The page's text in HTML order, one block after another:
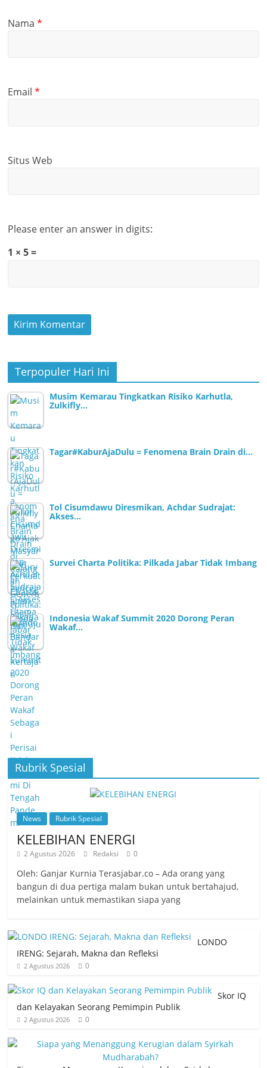
Nama*
Email*
Situs Web
Please enter an answer in digits:
1 × 5 =
Terpopuler Hari Ini
Musim Kemarau Tingkatkan Risiko Karhutla,
Zulkifly…
Tagar#KaburAjaDulu = Fenomena Brain Drain di…
Tol Cisumdawu Diresmikan, Achdar Sudrajat:
Akses…
Survei Charta Politika: Pilkada Jabar Tidak Imbang
Indonesia Wakaf Summit 2020 Dorong Peran
Wakaf…
Rubrik Spesial
News Rubrik Spesial
KELEBIHAN ENERGI
2 Agustus 2026 Redaksi 0
Oleh: Ganjar Kurnia Terasjabar.co – Ada orang yang
bangun di dua pertiga malam bukan untuk bertahajud,
melainkan untuk memastikan siapa yang
LONDO
IRENG: Sejarah, Makna dan Refleksi
2 Agustus 2026 0
Skor IQ
dan Kelayakan Seorang Pemimpin Publik
2 Agustus 2026 0